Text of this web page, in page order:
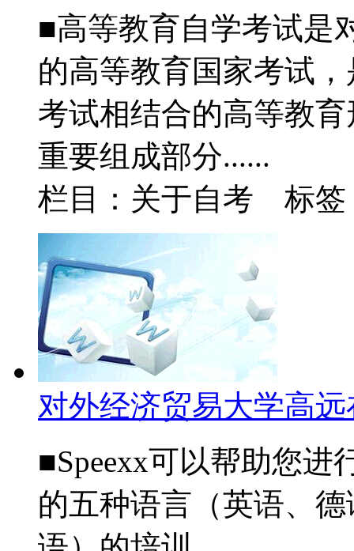
■高等教育自学考试是
的高等教育国家考试
考试相结合的高等教
重要组成部分......
栏目：关于自考 标签
对外经济贸易大学高
■Speexx可以帮助您进
的五种语言（英语、